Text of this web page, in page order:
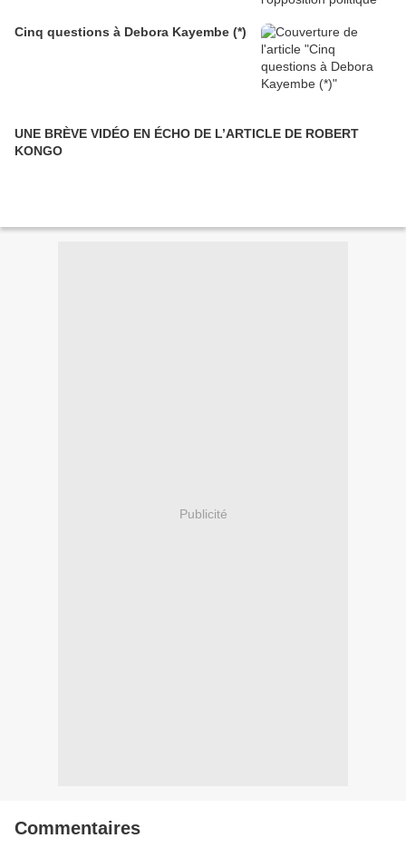
Cinq questions à Debora Kayembe (*)
UNE BRÈVE VIDÉO EN ÉCHO DE L’ARTICLE DE ROBERT
KONGO
Publicité
Commentaires